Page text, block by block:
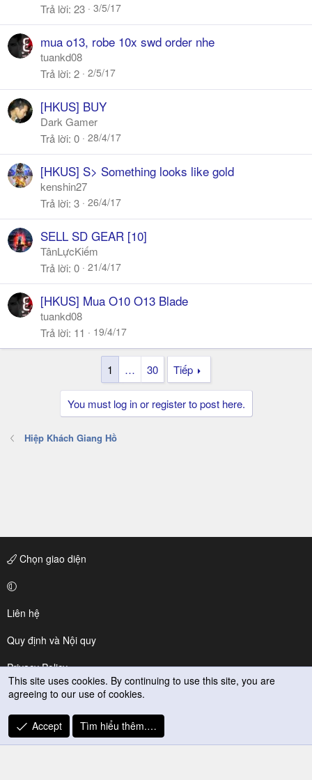
Trả lời 23 3/5/17
mua o13, robe 10x swd order nhe
tuankd08
Trả lời 2 2/5/17
[HKUS] BUY
Dark Gamer
Trả lời 0 28/4/17
[HKUS] S> Something looks like gold
kenshin27
Trả lời 3 26/4/17
SELL SD GEAR [10]
TânLựcKiếm
Trả lời 0 21/4/17
[HKUS] Mua O10 O13 Blade
tuankd08
Trả lời 11 19/4/17
1 … 30 Tiếp
You must log in or register to post here.
Hiệp Khách Giang Hồ
Chọn giao diện
Liên hệ
Quy định và Nội quy
Privacy Policy
Trợ giúp
R
S
This site uses cookies. By continuing to use this site, you are
agreeing to our use of cookies.
Accept Tìm hiểu thêm.…